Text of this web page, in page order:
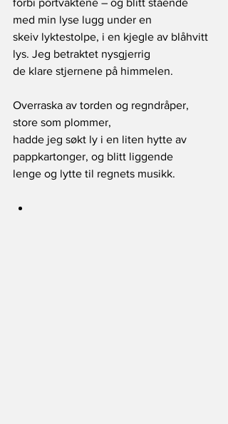
med min lyse lugg under en
skeiv lyktestolpe, i en kjegle av blåhvitt
lys. Jeg betraktet nysgjerrig
de klare stjernene på himmelen.
Overraska av torden og regndråper,
store som plommer,
hadde jeg søkt ly i en liten hytte av
pappkartonger, og blitt liggende
lenge og lytte til regnets musikk.